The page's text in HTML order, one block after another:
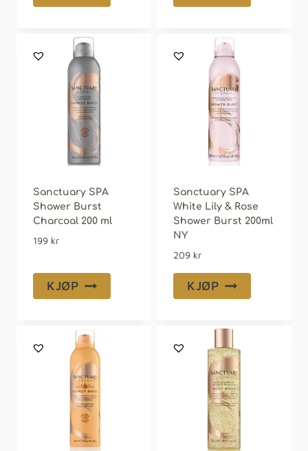
Sanctuary SPA
Shower Burst
Charcoal 200 ml
199 kr
KJØP
Sanctuary SPA
White Lily & Rose
Shower Burst 200ml
NY
209 kr
KJØP